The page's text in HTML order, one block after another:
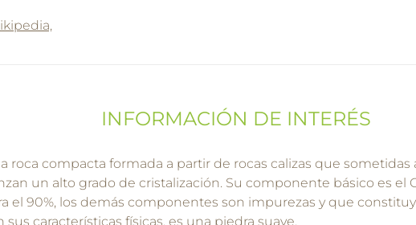
INFORMACIÓN DE INTERÉS
roca compacta formada a partir de rocas calizas que sometidas
un alto grado de cristalización. Su componente básico es el
el 90%, los demás componentes son impurezas y que
características físicas, es una piedra suave.